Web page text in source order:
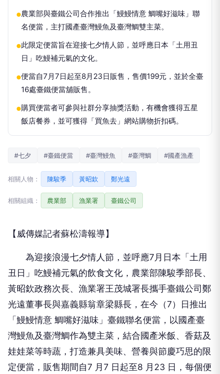
●農業部與臺鐵公司合作推出「鰻鰻情意 鯛嘴好滋味」聯
名便當，主打國產臺灣鰻魚及臺灣鯛雙主菜。
●此限定便當旨在迎接七夕情人節，並呼應日本「土用丑
日」吃鰻補元氣的文化。
●便當自7月7日起至8月23日販售，售價199元，並於全臺
16處臺鐵便當舖販售。
●購買便當者可參與社群分享抽獎活動，有機會獲得五星
飯店餐券，並可獲得「買魚去」網站購物折扣碼。
#七夕 #臺鐵便當 #臺灣鰻魚 #臺灣鯛 #國產漁產
相關人物： 陳駿季 黃昭欽 鄭光遠
相關組織： 農業部 漁業署 臺鐵公司
【威傳媒記者蘇松濤報導】
為迎接浪漫七夕情人節，並呼應7月日本「土用
丑日」吃鰻補元氣的飲食文化，農業部陳駿季部長、
黃昭欽政務次長、漁業署王茂城署長攜手臺鐵公司鄭
光遠董事長與嘉義縣翁章梁縣長，在今（7）日推出
「鰻鰻情意 鯛嘴好滋味」臺鐵聯名便當，以國產臺
灣鰻魚及臺灣鯛作為雙主菜，結合國產米飯、香菇及
娃娃菜等時蔬，打造兼具美味、營養與節慶巧思的限
定便當，販售期間自7 月7 日起至8 月23 日，每個便